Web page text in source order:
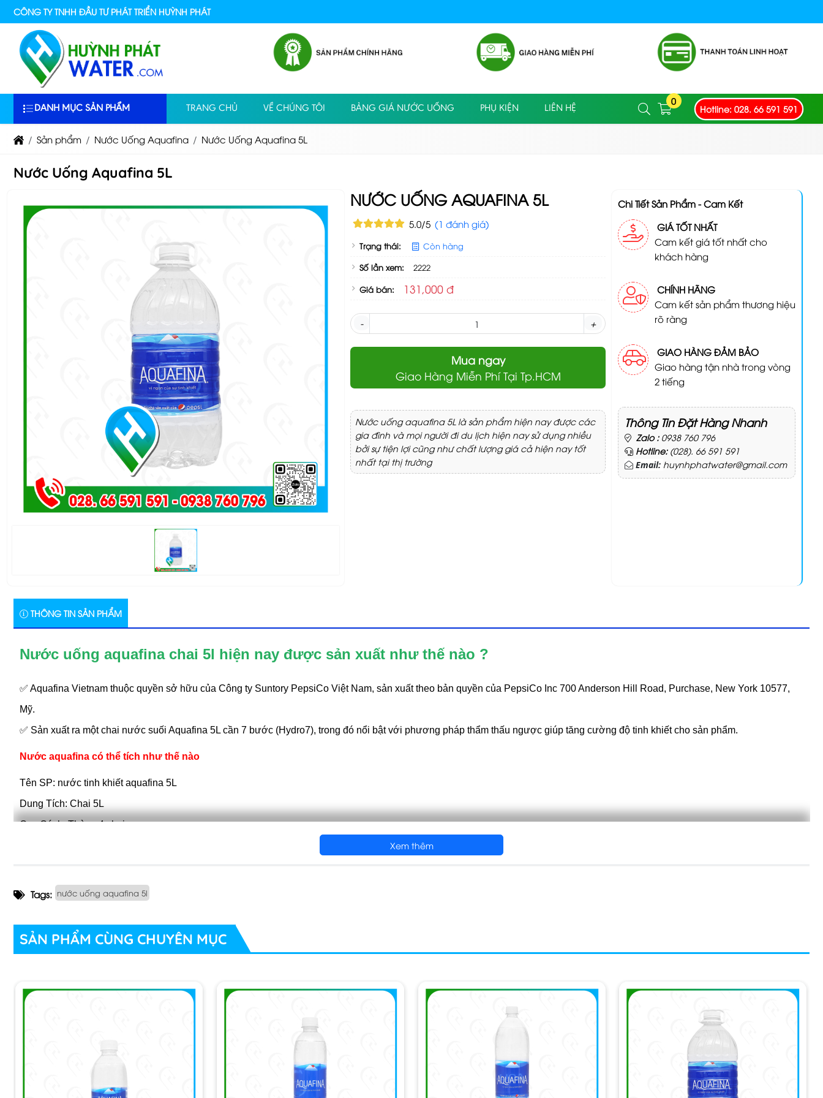
CÔNG TY TNHH ĐẦU TƯ PHÁT TRIỂN HUỲNH PHÁT
DANH MỤC SẢN PHẨM TRANG CHỦ VỀ CHÚNG TÔI BẢNG GIÁ NƯỚC UỐNG PHỤ KIỆN LIÊN HỆ
0
Hotline: 028. 66 591 591
Sản phẩm Nước Uống Aquafina Nước Uống Aquafina 5L
Nước Uống Aquafina 5L
NƯỚC UỐNG AQUAFINA 5L
5.0/5 (1 đánh giá)
Trạng thái:
Còn hàng
Số lần xem:
2222
Giá bán:
131,000 đ
- +
Mua ngay
Giao Hàng Miễn Phí Tại Tp.HCM
Nước uống aquafina 5L là sản phẩm hiện nay được các
gia đình và mọi người đi du lịch hiện nay sử dụng nhiều
bởi sự tiện lợi cũng như chất lượng giá cả hiện nay tốt
nhất tại thị trường
Chi Tiết Sản Phẩm - Cam Kết
GIÁ TỐT NHẤT
Cam kết giá tốt nhất cho
khách hàng
CHÍNH HÃNG
Cam kết sản phẩm thương hiệu
rõ ràng
GIAO HÀNG ĐẢM BẢO
Giao hàng tận nhà trong vòng
2 tiếng
Thông Tin Đặt Hàng Nhanh
Zalo : 0938 760 796
Hotline: (028). 66 591 591
Email: huynhphatwater@gmail.com
THÔNG TIN SẢN PHẨM
Nước uống aquafina chai 5l hiện nay được sản xuất như thế nào ?
✅ Aquafina Vietnam thuộc quyền sở hữu của Công ty Suntory PepsiCo Việt Nam, sản xuất theo bản quyền của PepsiCo Inc 700 Anderson Hill Road, Purchase, New York 10577,
Mỹ.
✅ Sản xuất ra một chai nước suối Aquafina 5L cần 7 bước (Hydro7), trong đó nổi bật với phương pháp thẩm thấu ngược giúp tăng cường độ tinh khiết cho sản phẩm.
Nước aquafina có thể tích như thế nào
Tên SP: nước tinh khiết aquafina 5L
Dung Tích: Chai 5L
Quy Cách: Thùng 4 chai
Hãng SX: Cty Pepsico Việt Nam
Suất Xứ: Việt Nam
Xem thêm
Tags: nước uống aquafina 5l
SẢN PHẨM CÙNG CHUYÊN MỤC